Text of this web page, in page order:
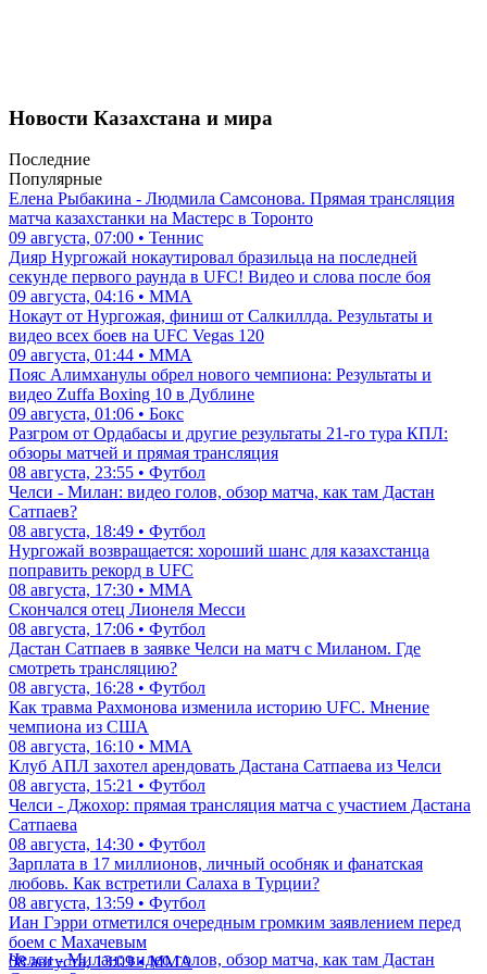
Новости Казахстана и мира
Последние
Популярные
Елена Рыбакина - Людмила Самсонова. Прямая трансляция
матча казахстанки на Мастерс в Торонто
09 августа, 07:00 • Теннис
Дияр Нургожай нокаутировал бразильца на последней
секунде первого раунда в UFC! Видео и слова после боя
09 августа, 04:16 • ММА
Нокаут от Нургожая, финиш от Салкиллда. Результаты и
видео всех боев на UFC Vegas 120
09 августа, 01:44 • ММА
Пояс Алимханулы обрел нового чемпиона: Результаты и
видео Zuffa Boxing 10 в Дублине
09 августа, 01:06 • Бокс
Разгром от Ордабасы и другие результаты 21-го тура КПЛ:
обзоры матчей и прямая трансляция
08 августа, 23:55 • Футбол
Челси - Милан: видео голов, обзор матча, как там Дастан
Сатпаев?
08 августа, 18:49 • Футбол
Нургожай возвращается: хороший шанс для казахстанца
поправить рекорд в UFC
08 августа, 17:30 • ММА
Скончался отец Лионеля Месси
08 августа, 17:06 • Футбол
Дастан Сатпаев в заявке Челси на матч с Миланом. Где
смотреть трансляцию?
08 августа, 16:28 • Футбол
Как травма Рахмонова изменила историю UFC. Мнение
чемпиона из США
08 августа, 16:10 • ММА
Клуб АПЛ захотел арендовать Дастана Сатпаева из Челси
08 августа, 15:21 • Футбол
Челси - Джохор: прямая трансляция матча с участием Дастана
Сатпаева
08 августа, 14:30 • Футбол
Зарплата в 17 миллионов, личный особняк и фанатская
любовь. Как встретили Салаха в Турции?
08 августа, 13:59 • Футбол
Иан Гэрри отметился очередным громким заявлением перед
боем с Махачевым
08 августа, 13:09 • ММА
Челси - Милан: видео голов, обзор матча, как там Дастан